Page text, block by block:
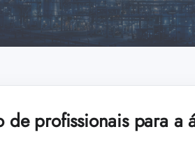
de profissionais para a